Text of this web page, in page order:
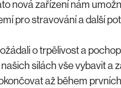
nová zařízení nám
pro stravování a další
o trpělivost a
silách vše vybavit a
až během